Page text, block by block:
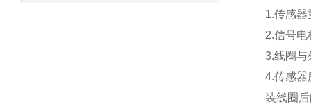
1.传感器
2.信号电
3.线圈与
4.传感器
装线圈